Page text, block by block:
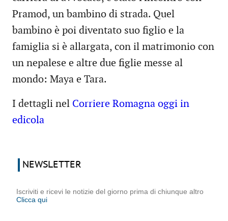
Pramod, un bambino di strada. Quel
bambino è poi diventato suo figlio e la
famiglia si è allargata, con il matrimonio con
un nepalese e altre due figlie messe al
mondo: Maya e Tara.
I dettagli nel Corriere Romagna oggi in
edicola
NEWSLETTER
Iscriviti e ricevi le notizie del giorno prima di chiunque altro
Clicca qui